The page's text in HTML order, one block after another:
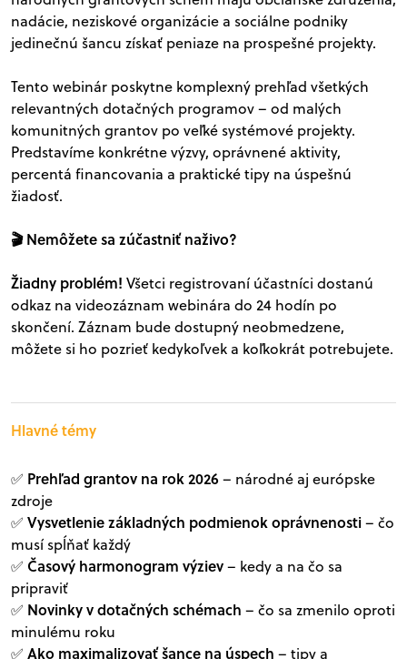
nadácie, neziskové organizácie a sociálne podniky
jedinečnú šancu získať peniaze na prospešné projekty.
Tento webinár poskytne komplexný prehľad všetkých
relevantných dotačných programov – od malých
komunitných grantov po veľké systémové projekty.
Predstavíme konkrétne výzvy, oprávnené aktivity,
percentá financovania a praktické tipy na úspešnú
žiadosť.
🎬 Nemôžete sa zúčastniť naživo?
Žiadny problém! Všetci registrovaní účastníci dostanú
odkaz na videozáznam webinára do 24 hodín po
skončení. Záznam bude dostupný neobmedzene,
môžete si ho pozrieť kedykoľvek a koľkokrát potrebujete.
Hlavné témy
✅ Prehľad grantov na rok 2026– národné aj európske
zdroje
✅ Vysvetlenie základných podmienok oprávnenosti– čo
musí spĺňať každý
✅ Časový harmonogram výziev– kedy a na čo sa
pripraviť
✅ Novinky v dotačných schémach – čo sa zmenilo oproti
minulému roku
✅ Ako maximalizovať šance na úspech – tipy a